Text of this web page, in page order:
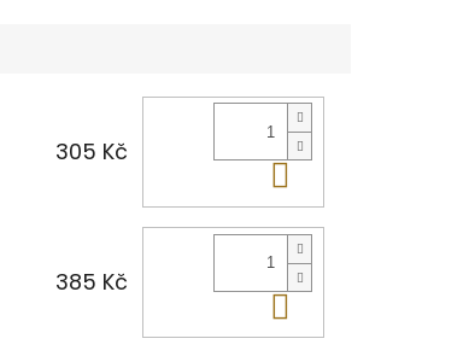
305 Kč
385 Kč
Do košíku